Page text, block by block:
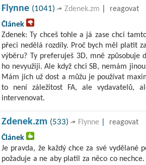
Flynne (1041) Zdenek.zm
reagovat
Článek
Zdenek: Ty chceš tohle a já zase chci
přeci nedělá rozdíly. Proč bych měl platit
výběru? Ty preferuješ 3D, mně způsobuje
ho nevyužiji. Ale když chci SB, nemám
Mám jich už dost a můžu je používat
to není záležitost FA, ale vydavatelů,
intervenovat.
Zdenek.zm (533) Flynne
reagovat
Článek
Je pravda, že každý chce za své vydělané
požaduje a ne aby platil za něco co